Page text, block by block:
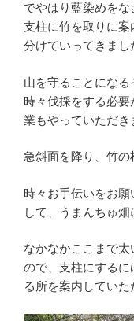
でやはり藍染めを
支柱に竹を取りに
分けていってきまし
山を守ることにな
時々伐採をする必
業もやっていただき
急斜面を降り、竹の
時々お手伝いをお願
して、うまんちゅ畑
なかなかここまで
ので、支柱にする
る所を案内していた